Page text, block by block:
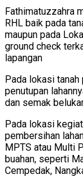
Fathimatuzzahra
RHL baik pada
maupun pada
ground check
lapangan
Pada lokasi
penutupan
dan semak
Pada lokasi
pembersihan
MPTS atau Multi
buahan, seperti
Cempedak,